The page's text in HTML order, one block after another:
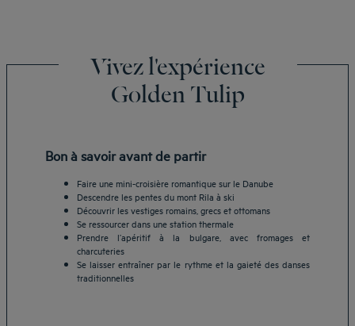
Vivez l'expérience
Golden Tulip
Bon à savoir avant de partir
Faire une mini-croisière romantique sur le Danube
Descendre les pentes du mont Rila à ski
Découvrir les vestiges romains, grecs et ottomans
Se ressourcer dans une station thermale
Prendre l’apéritif à la bulgare, avec fromages et
charcuteries
Se laisser entraîner par le rythme et la gaieté des danses
traditionnelles